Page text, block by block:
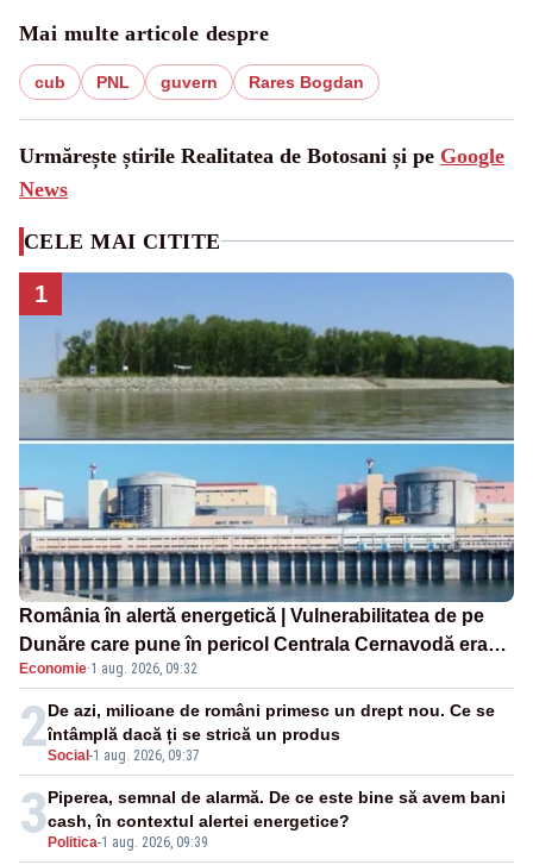
Mai multe articole despre
cub PNL guvern Rares Bogdan
Urmărește știrile Realitatea de Botosani și pe Google
News
CELE MAI CITITE
1
România în alertă energetică | Vulnerabilitatea de pe
Dunăre care pune în pericol Centrala Cernavodă era
cunoscută de pe vremea lui Ceaușescu
Economie·1 aug. 2026, 09:32
2Social -1 aug. 2026, 09:37
De azi, milioane de români primesc un drept nou. Ce se
întâmplă dacă ți se strică un produs
3 Politica-1 aug. 2026, 09:39
Piperea, semnal de alarmă. De ce este bine să avem bani
cash, în contextul alertei energetice?